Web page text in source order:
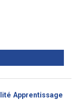
Apprentissage